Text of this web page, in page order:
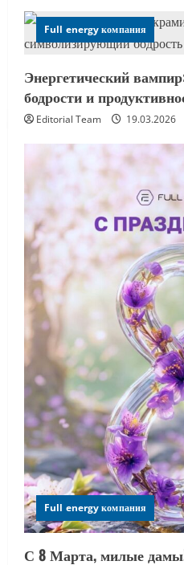
Full energy компания
Энергетический
бодрости и
Editorial Team 19.03.2026
Full energy компания
С 8 Марта, милые